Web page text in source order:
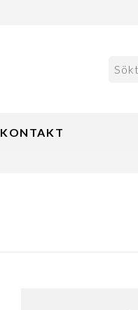
KONTAKT